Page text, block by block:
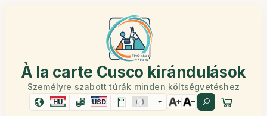
À la carte Cusco kirándulások
Személyre szabott túrák minden költségvetéshez
HU USD